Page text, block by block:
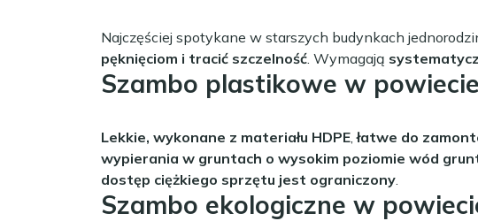
Najczęściej spotykane w starszych budynkach
pęknięciom i tracić szczelność . Wymagają
Szambo plastikowe w
Lekkie, wykonane z materiału HDPE ,łatwe do
wypierania w gruntach o wysokim poziomie wód
dostęp ciężkiego sprzętu jest ograniczony
Szambo ekologiczne w